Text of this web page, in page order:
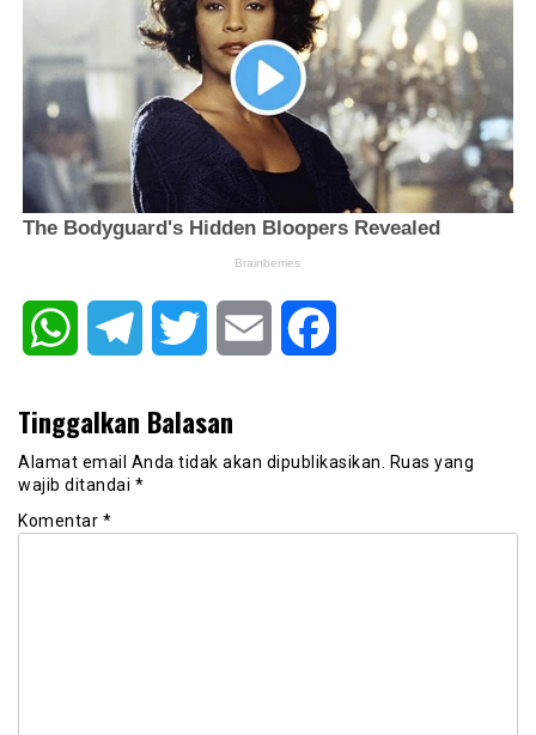
WhatsAppTelegram Twitter Email
Tinggalkan Balasan
Alamat email Anda tidak akan dipublikasikan.
Ruas yang
wajib ditandai *
Komentar *